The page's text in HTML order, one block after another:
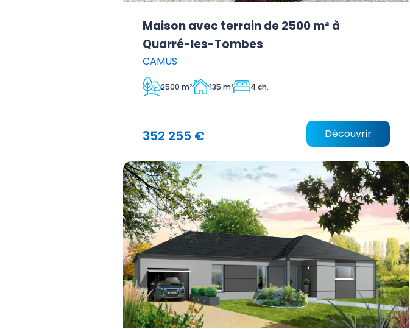
Maison avec terrain de 2500 m² à
Quarré-les-Tombes
CAMUS
2500 m² 135 m² 4 ch.
352 255 € Découvrir